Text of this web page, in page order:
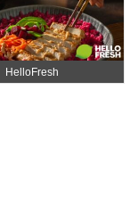
HelloFresh